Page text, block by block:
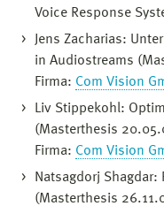
Voice Response
Jens Zacharias:
in Audiostreams
Firma: Com Vision
Liv Stippekohl:
(Masterthesis
Firma: Com Vision
Natsagdorj
(Masterthesis